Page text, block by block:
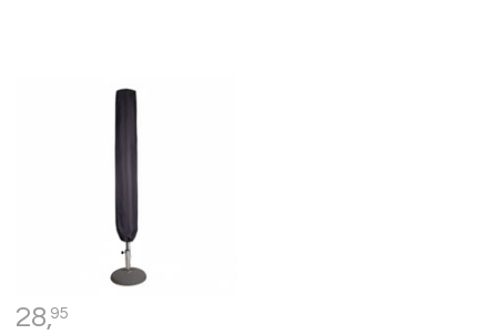
28,95